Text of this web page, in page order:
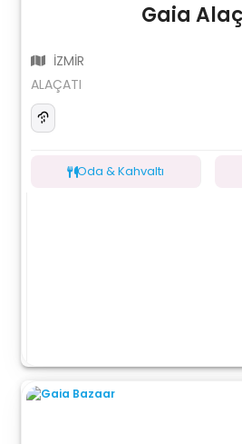
Gaia
İZMİR
ALAÇATI
Oda & Kahvaltı